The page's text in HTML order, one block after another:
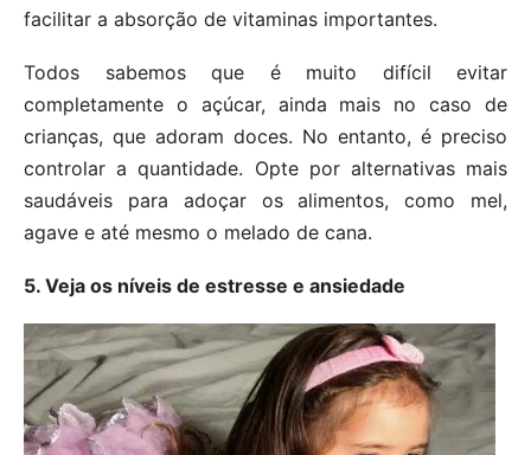
facilitar a absorção de vitaminas importantes.
Todos sabemos que é muito difícil evitar
completamente o açúcar, ainda mais no caso de
crianças, que adoram doces. No entanto, é preciso
controlar a quantidade. Opte por alternativas mais
saudáveis para adoçar os alimentos, como mel,
agave e até mesmo o melado de cana.
5. Veja os níveis de estresse e ansiedade